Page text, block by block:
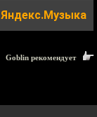
Яндекс.Музыка
Goblin рекомендует